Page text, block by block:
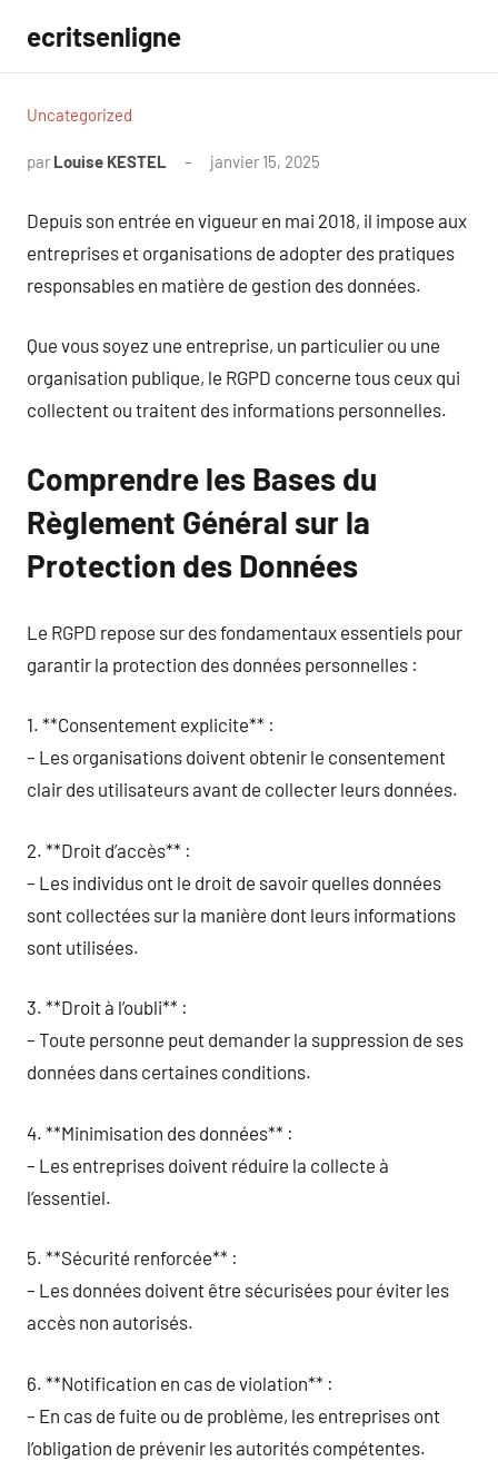
contenu
ecritsenligne
Uncategorized
par Louise KESTEL janvier 15, 2025
Depuis son entrée en vigueur en mai 2018, il impose aux
entreprises et organisations de adopter des pratiques
responsables en matière de gestion des données.
Que vous soyez une entreprise, un particulier ou une
organisation publique, le RGPD concerne tous ceux qui
collectent ou traitent des informations personnelles.
Comprendre les Bases du
Règlement Général sur la
Protection des Données
Le RGPD repose sur des fondamentaux essentiels pour
garantir la protection des données personnelles :
1. **Consentement explicite** :
– Les organisations doivent obtenir le consentement
clair des utilisateurs avant de collecter leurs données.
2. **Droit d’accès** :
– Les individus ont le droit de savoir quelles données
sont collectées sur la manière dont leurs informations
sont utilisées.
3. **Droit à l’oubli** :
– Toute personne peut demander la suppression de ses
données dans certaines conditions.
4. **Minimisation des données** :
– Les entreprises doivent réduire la collecte à
l’essentiel.
5. **Sécurité renforcée** :
– Les données doivent être sécurisées pour éviter les
accès non autorisés.
6. **Notification en cas de violation** :
– En cas de fuite ou de problème, les entreprises ont
l’obligation de prévenir les autorités compétentes.